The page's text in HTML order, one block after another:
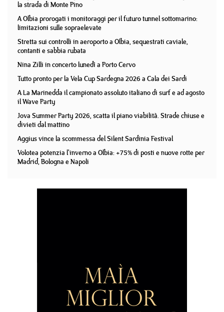
la strada di Monte Pino
A Olbia prorogati i monitoraggi per il futuro tunnel sottomarino:
limitazioni sulle sopraelevate
Stretta sui controlli in aeroporto a Olbia, sequestrati caviale,
contanti e sabbia rubata
Nina Zilli in concerto lunedì a Porto Cervo
Tutto pronto per la Vela Cup Sardegna 2026 a Cala dei Sardi
A La Marinedda il campionato assoluto italiano di surf e ad agosto
il Wave Party
Jova Summer Party 2026, scatta il piano viabilità. Strade chiuse e
divieti dal mattino
Aggius vince la scommessa del Silent Sardinia Festival
Volotea potenzia l'inverno a Olbia: +75% di posti e nuove rotte per
Madrid, Bologna e Napoli